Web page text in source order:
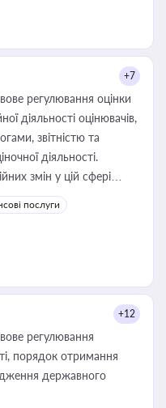
+7
регулювання оцінки
діяльності оцінювачів,
звітністю та
діяльності.
змін у цій сфері
юриста або
приватизації, оренди
угод і перевірки
послуги
+12
регулювання
порядок отримання
державного